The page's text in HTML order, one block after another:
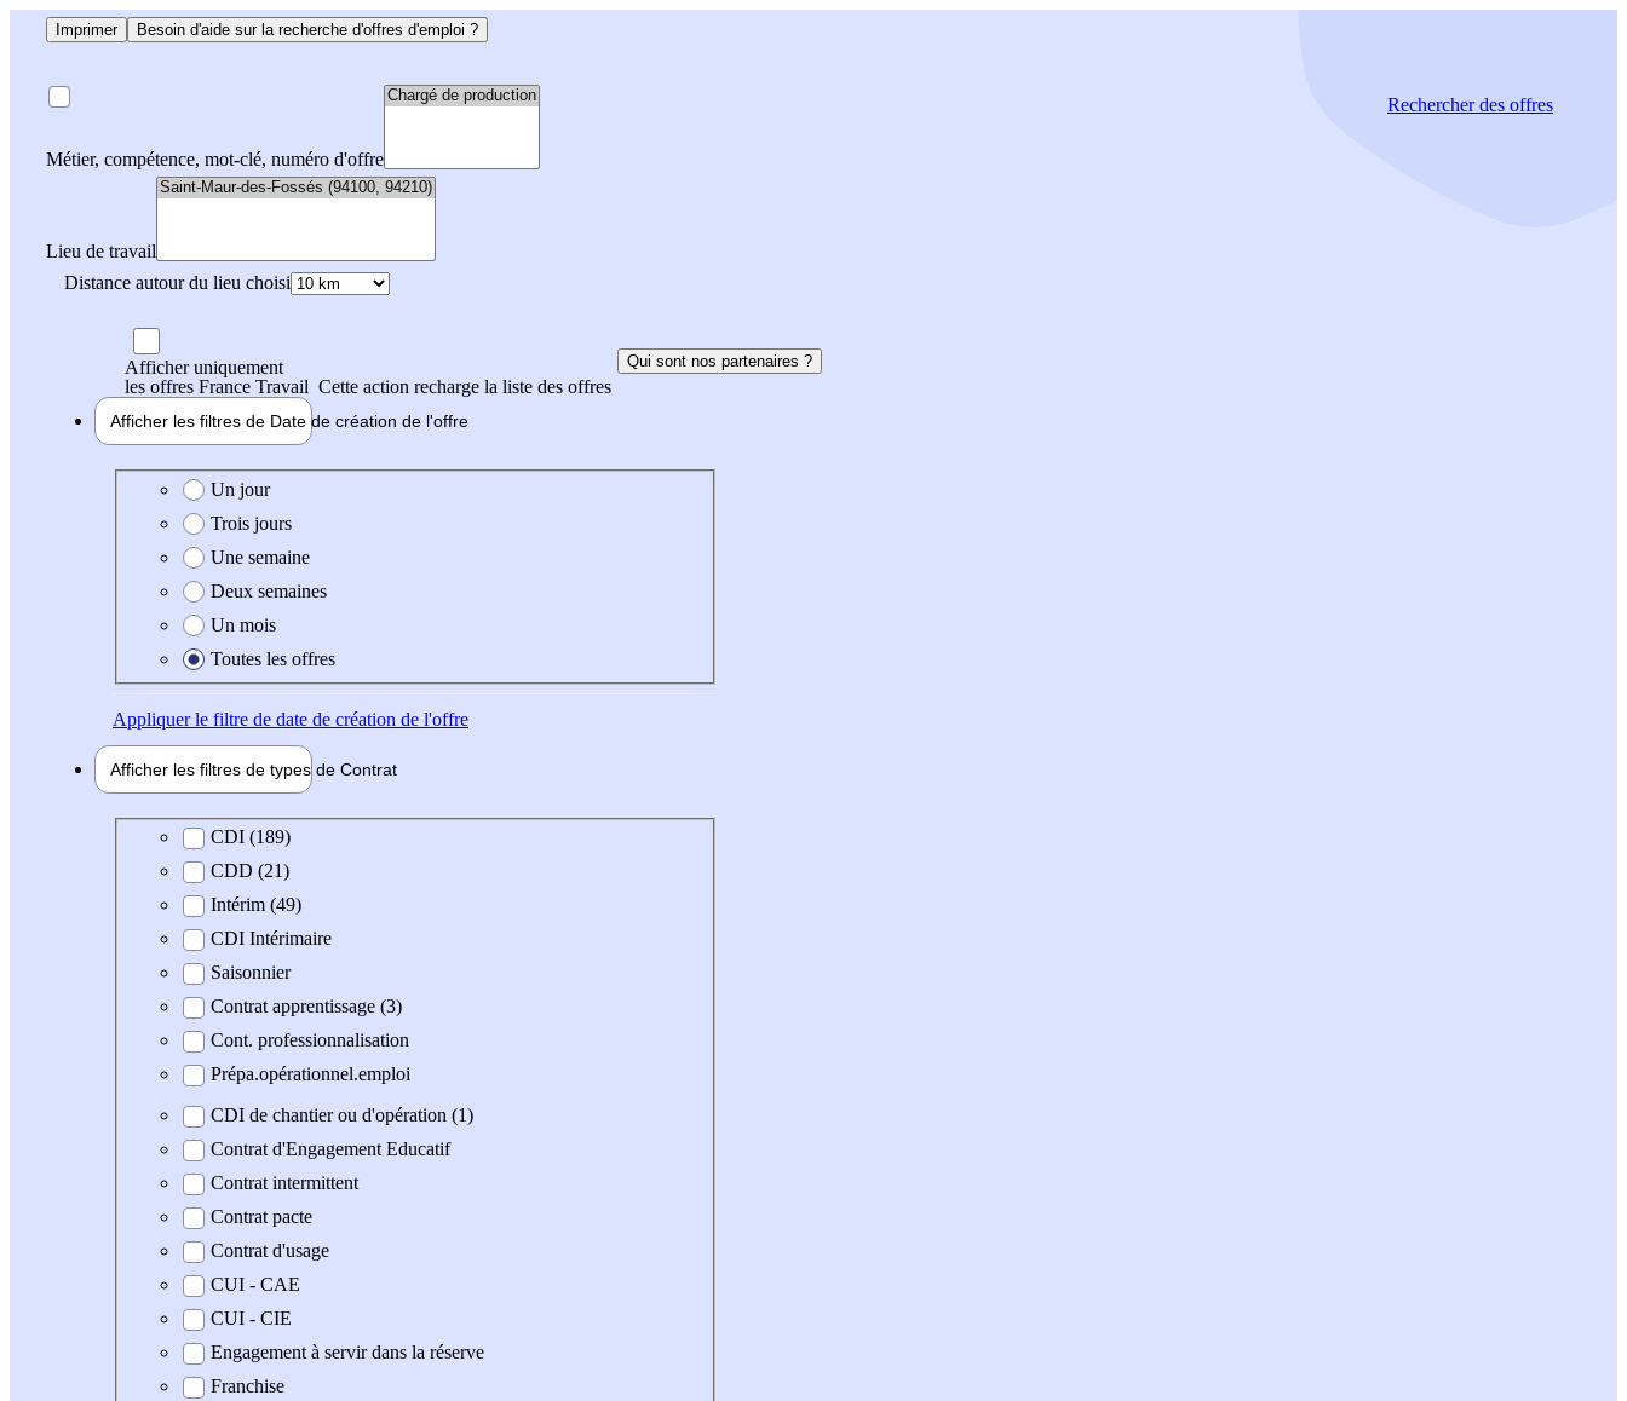
Imprimer Besoin d'aide sur la recherche d'offres d'emploi ?
Métier, compétence, mot-clé, numéro d'offre
Lieu de travail
Distance autour du lieu choisi
Rechercherdes offres
Afficher uniquement
les offres France Travail Cette action recharge la liste des offres
Qui sont nos partenaires ?
Afficher les filtres de Date de création de l'offre
Date de création de l'offre
Un jour
Trois jours
Une semaine
Deux semaines
Un mois
Toutes les offres
Appliquerle filtre de date de création de l'offre
Afficher les filtres de types de Contrat
Type de contratCDI (189)
CDD (21)
Intérim (49)
CDI Intérimaire
Saisonnier
Contrat apprentissage (3)
Cont. professionnalisation
Prépa.opérationnel.emploi
CDI de chantier ou d'opération (1)
Contrat d'Engagement Educatif
Contrat intermittent
Contrat pacte
Contrat d'usage
CUI - CAE
CUI - CIE
Engagement à servir dans la réserve
Franchise